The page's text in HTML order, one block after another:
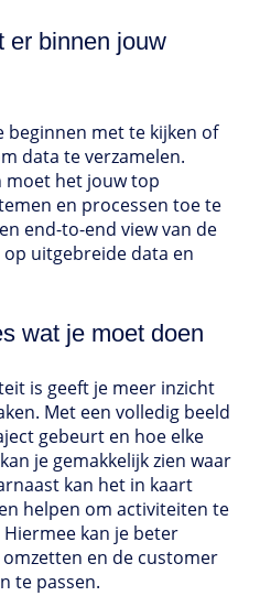
er binnen jouw
beginnen met te kijken of
data te verzamelen.
moet het jouw top
en processen toe te
end-to-end view van de
uitgebreide data en
wat je moet doen
is geeft je meer inzicht
Met een volledig beeld
gebeurt en hoe elke
je gemakkelijk zien waar
kan het in kaart
helpen om activiteiten te
kan je beter
en de customer
te passen.